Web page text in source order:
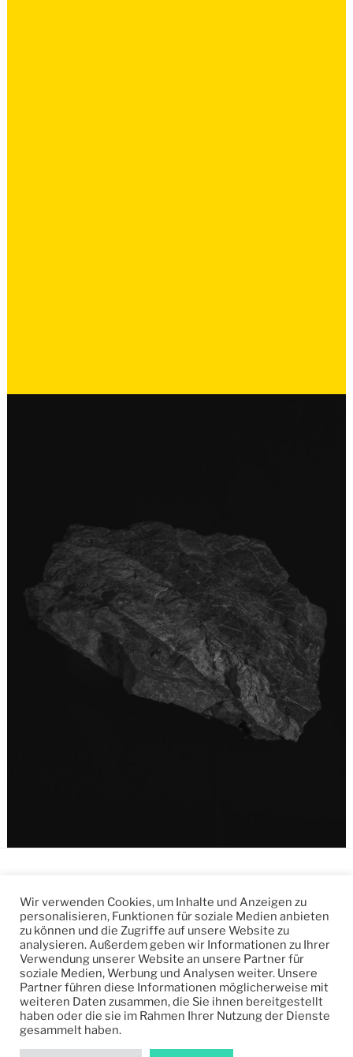
Impressum
Datenschutzerklärung
Kontakt
Wir verwenden Cookies, um Inhalte und Anzeigen zu
personalisieren, Funktionen für soziale Medien anbieten
zu können und die Zugriffe auf unsere Website zu
analysieren. Außerdem geben wir Informationen zu Ihrer
Verwendung unserer Website an unsere Partner für
soziale Medien, Werbung und Analysen weiter. Unsere
Partner führen diese Informationen möglicherweise mit
weiteren Daten zusammen, die Sie ihnen bereitgestellt
haben oder die sie im Rahmen Ihrer Nutzung der Dienste
gesammelt haben.